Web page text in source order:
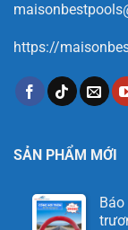
https://
SẢN PHẨM MỚI